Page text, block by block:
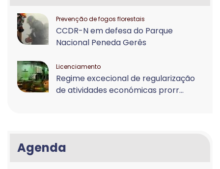
Prevenção de fogos florestais
CCDR-N em defesa do Parque
Nacional Peneda Gerês
Licenciamento
Regime excecional de regularização
de atividades económicas prorr...
Agenda